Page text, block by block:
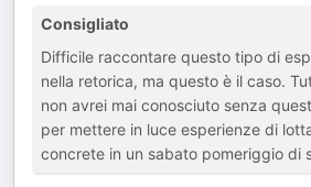
Consigliato
Difficile raccontare questo tipo di
nella retorica, ma questo è il caso.
non avrei mai conosciuto senza
per mettere in luce esperienze di
concrete in un sabato pomeriggio di